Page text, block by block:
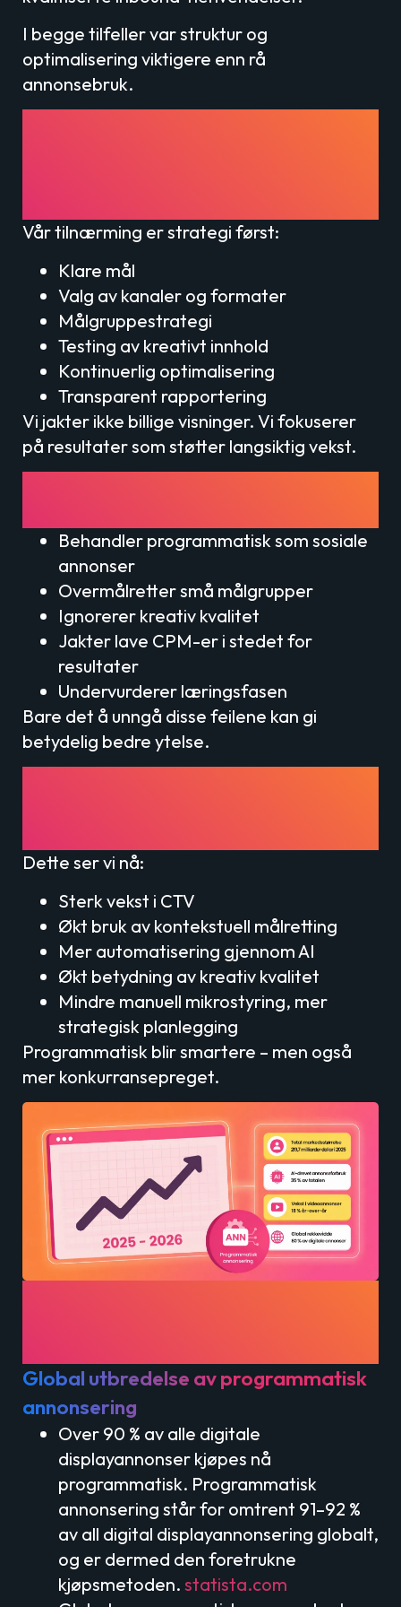
I begge tilfeller var struktur og
optimalisering viktigere enn rå
annonsebruk.
Vår tilnærming er strategi først:
Klare mål
Valg av kanaler og formater
Målgruppestrategi
Testing av kreativt innhold
Kontinuerlig optimalisering
Transparent rapportering
Vi jakter ikke billige visninger. Vi fokuserer
på resultater som støtter langsiktig vekst.
Behandler programmatisk som sosiale
annonser
Overmålretter små målgrupper
Ignorerer kreativ kvalitet
Jakter lave CPM-er i stedet for
resultater
Undervurderer læringsfasen
Bare det å unngå disse feilene kan gi
betydelig bedre ytelse.
Dette ser vi nå:
Sterk vekst i CTV
Økt bruk av kontekstuell målretting
Mer automatisering gjennom AI
Økt betydning av kreativ kvalitet
Mindre manuell mikrostyring, mer
strategisk planlegging
Programmatisk blir smartere – men også
mer konkurransepreget.
Global utbredelse av programmatisk
annonsering
Over 90 % av alle digitale
displayannonser kjøpes nå
programmatisk. Programmatisk
annonsering står for omtrent 91–92 %
av all digital displayannonsering globalt,
og er dermed den foretrukne
kjøpsmetoden. statista.com